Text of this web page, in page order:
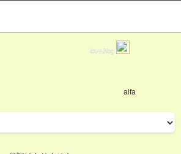
love2log
alfa